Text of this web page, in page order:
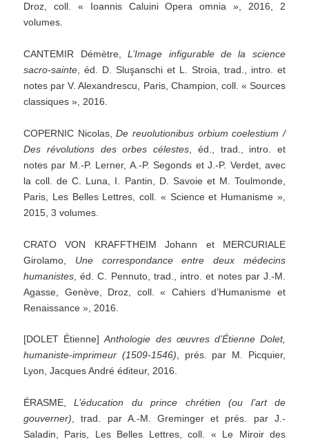
Droz, coll. « Ioannis Caluini Opera omnia », 2016, 2
volumes.
CANTEMIR Démètre,L’Image infigurable de la
science
sacro-sainte , éd. D. Sluşanschi et L. Stroia, trad., intro. et
notes par V. Alexandrescu, Paris, Champion, coll. « Sources
classiques », 2016.
COPERNIC Nicolas,De reuolutionibus orbium coelestium /
Des révolutions des orbes célestes , éd., trad., intro. et
notes par M.-P. Lerner, A.-P. Segonds et J.-P. Verdet, avec
la coll. de C. Luna, I. Pantin, D. Savoie et M. Toulmonde,
Paris, Les Belles Lettres, coll. « Science et Humanisme »,
2015, 3 volumes.
CRATO VON KRAFFTHEIM Johann et MERCURIALE
Girolamo, Une correspondance entre deux
médecins
humanistes , éd. C. Pennuto, trad., intro. et notes par J.-M.
Agasse, Genève, Droz, coll. « Cahiers d’Humanisme et
Renaissance », 2016.
[DOLET Étienne]Anthologie des œuvres d’Étienne Dolet,
humaniste-imprimeur (1509-1546), prés. par M. Picquier,
Lyon, Jacques André éditeur, 2016.
ÉRASME,L’éducation du prince chrétien (ou l’art
de
gouverner) , trad. par A.-M. Greminger et prés. par J.-
Saladin, Paris, Les Belles Lettres, coll. « Le Miroir des